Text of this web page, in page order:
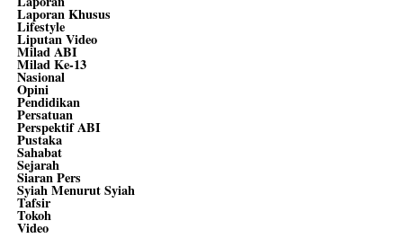
Laporan Khusus
Lifestyle
Liputan Video
Milad ABI
Milad Ke-13
Nasional
Opini
Pendidikan
Persatuan
Perspektif ABI
Pustaka
Sahabat
Sejarah
Siaran Pers
Syiah Menurut Syiah
Tafsir
Tokoh
Video